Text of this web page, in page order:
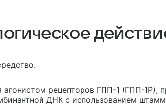
агонистом рецепторов ГПП-1 (ГПП-1Р),
ДНК с использованием